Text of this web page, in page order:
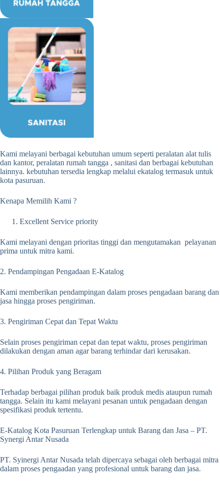
Kami melayani berbagai kebutuhan umum seperti peralatan alat tulis
dan kantor, peralatan rumah tangga , sanitasi dan berbagai kebutuhan
lainnya. kebutuhan tersedia lengkap melalui ekatalog termasuk untuk
kota pasuruan.
Kenapa Memilih Kami ?
Excellent Service priority
Kami melayani dengan prioritas tinggi dan mengutamakan pelayanan
prima untuk mitra kami.
2. Pendampingan Pengadaan E-Katalog
Kami memberikan pendampingan dalam proses pengadaan barang dan
jasa hingga proses pengiriman.
3. Pengiriman Cepat dan Tepat Waktu
Selain proses pengiriman cepat dan tepat waktu, proses pengiriman
dilakukan dengan aman agar barang terhindar dari kerusakan.
4. Pilihan Produk yang Beragam
Terhadap berbagai pilihan produk baik produk medis ataupun rumah
tangga. Selain itu kami melayani pesanan untuk pengadaan dengan
spesifikasi produk tertentu.
E-Katalog Kota Pasuruan Terlengkap untuk Barang dan Jasa – PT.
Synergi Antar Nusada
PT. Syinergi Antar Nusada telah dipercaya sebagai oleh berbagai mitra
dalam proses pengaadan yang profesional untuk barang dan jasa.